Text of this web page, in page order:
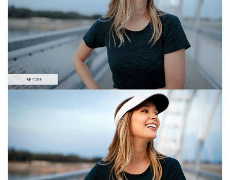
Por favor seleccione
Descarga gratis